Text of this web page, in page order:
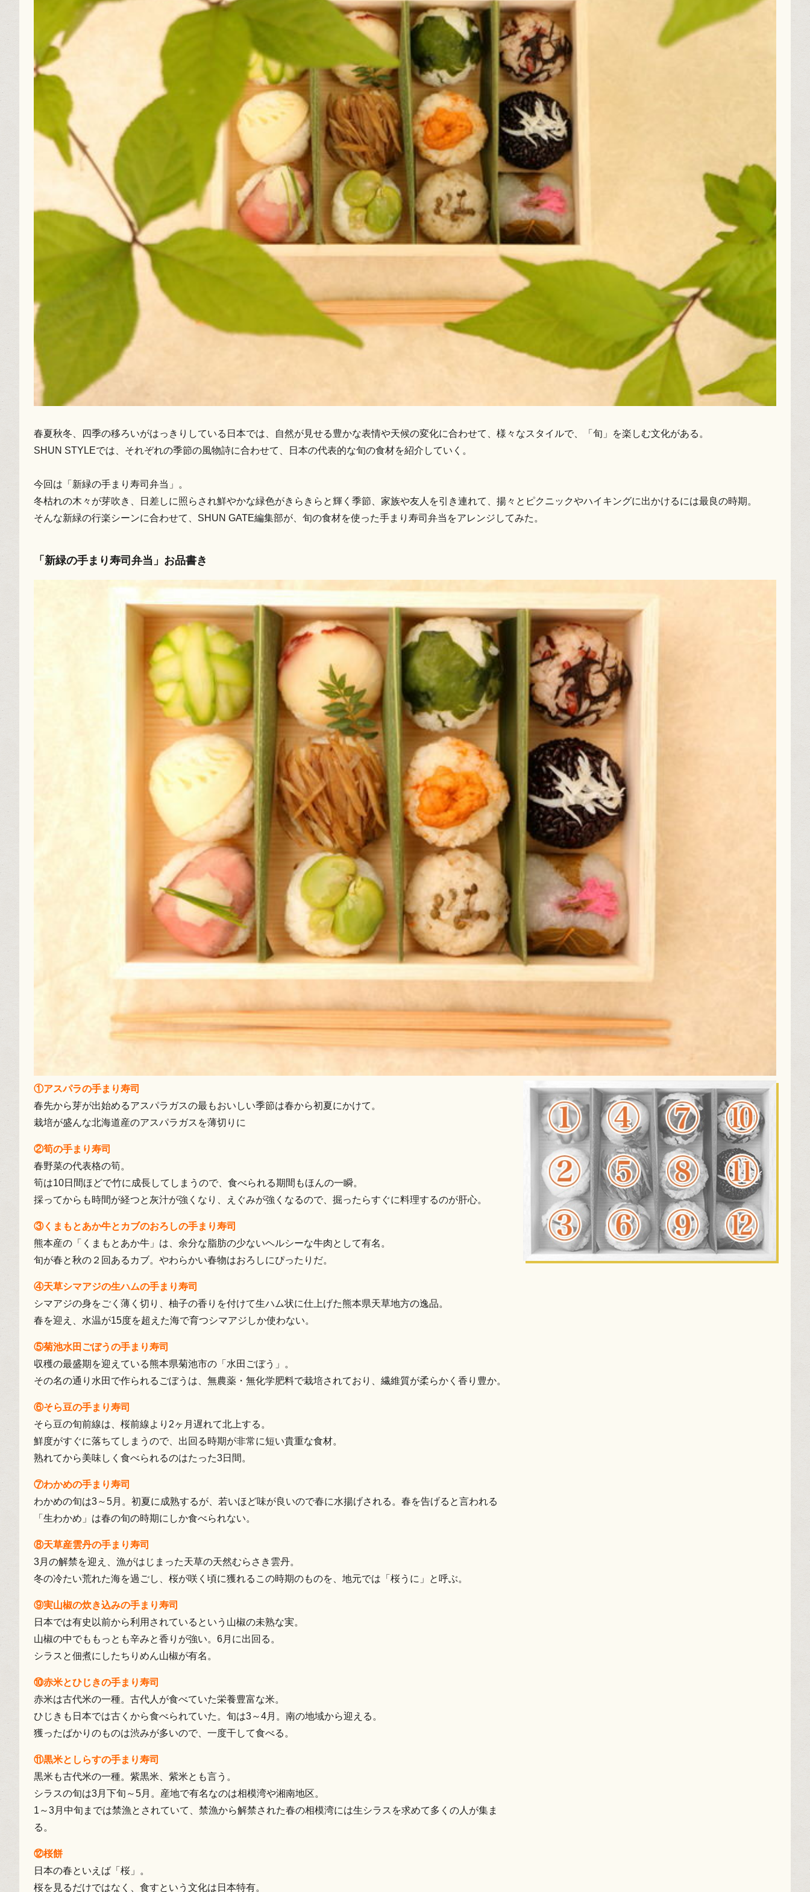
春夏秋冬、四季の移ろいがはっきりしている日本では、自然が見せる豊かな表情や天候の変化に合わせて、様々なスタイルで、「旬」を楽しむ文化がある。
SHUN STYLEでは、それぞれの季節の風物詩に合わせて、日本の代表的な旬の食材を紹介していく。
今回は「新緑の手まり寿司弁当」。
冬枯れの木々が芽吹き、日差しに照らされ鮮やかな緑色がきらきらと輝く季節、家族や友人を引き連れて、揚々とピクニックやハイキングに出かけるには最良の時期。
そんな新緑の行楽シーンに合わせて、SHUN GATE編集部が、旬の食材を使った手まり寿司弁当をアレンジしてみた。
「新緑の手まり寿司弁当」お品書き
①アスパラの手まり寿司
春先から芽が出始めるアスパラガスの最もおいしい季節は春から初夏にかけて。
栽培が盛んな北海道産のアスパラガスを薄切りに
②筍の手まり寿司
春野菜の代表格の筍。
筍は10日間ほどで竹に成長してしまうので、食べられる期間もほんの一瞬。
採ってからも時間が経つと灰汁が強くなり、えぐみが強くなるので、掘ったらすぐに料理するのが肝心。
③くまもとあか牛とカブのおろしの手まり寿司
熊本産の「くまもとあか牛」は、余分な脂肪の少ないヘルシーな牛肉として有名。
旬が春と秋の２回あるカブ。やわらかい春物はおろしにぴったりだ。
④天草シマアジの生ハムの手まり寿司
シマアジの身をごく薄く切り、柚子の香りを付けて生ハム状に仕上げた熊本県天草地方の逸品。
春を迎え、水温が15度を超えた海で育つシマアジしか使わない。
⑤菊池水田ごぼうの手まり寿司
収穫の最盛期を迎えている熊本県菊池市の「水田ごぼう」。
その名の通り水田で作られるごぼうは、無農薬・無化学肥料で栽培されており、繊維質が柔らかく香り豊か。
⑥そら豆の手まり寿司
そら豆の旬前線は、桜前線より2ヶ月遅れて北上する。
鮮度がすぐに落ちてしまうので、出回る時期が非常に短い貴重な食材。
熟れてから美味しく食べられるのはたった3日間。
⑦わかめの手まり寿司
わかめの旬は3～5月。初夏に成熟するが、若いほど味が良いので春に水揚げされる。春を告げると言われる
「生わかめ」は春の旬の時期にしか食べられない。
⑧天草産雲丹の手まり寿司
3月の解禁を迎え、漁がはじまった天草の天然むらさき雲丹。
冬の冷たい荒れた海を過ごし、桜が咲く頃に獲れるこの時期のものを、地元では「桜うに」と呼ぶ。
⑨実山椒の炊き込みの手まり寿司
日本では有史以前から利用されているという山椒の未熟な実。
山椒の中でももっとも辛みと香りが強い。6月に出回る。
シラスと佃煮にしたちりめん山椒が有名。
⑩赤米とひじきの手まり寿司
赤米は古代米の一種。古代人が食べていた栄養豊富な米。
ひじきも日本では古くから食べられていた。旬は3～4月。南の地域から迎える。
獲ったばかりのものは渋みが多いので、一度干して食べる。
⑪黒米としらすの手まり寿司
黒米も古代米の一種。紫黒米、紫米とも言う。
シラスの旬は3月下旬～5月。産地で有名なのは相模湾や湘南地区。
1～3月中旬までは禁漁とされていて、禁漁から解禁された春の相模湾には生シラスを求めて多くの人が集ま
る。
⑫桜餅
日本の春といえば「桜」。
桜を見るだけではなく、食すという文化は日本特有。